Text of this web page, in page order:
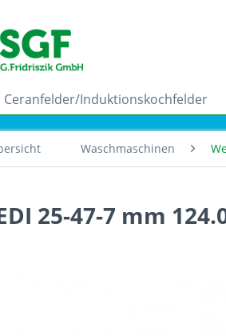
Ceranfelder/Induktionskochfelder
Waschmaschinen
25-47-7 mm